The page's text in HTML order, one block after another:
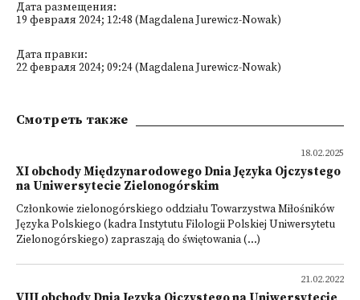
Дата размещения:
19 февраля 2024; 12:48 (Magdalena Jurewicz-Nowak)
Дата правки:
22 февраля 2024; 09:24 (Magdalena Jurewicz-Nowak)
Смотреть также
18.02.2025
XI obchody Międzynarodowego Dnia Języka Ojczystego
na Uniwersytecie Zielonogórskim
Członkowie zielonogórskiego oddziału Towarzystwa Miłośników
Języka Polskiego (kadra Instytutu Filologii Polskiej Uniwersytetu
Zielonogórskiego) zapraszają do świętowania (...)
21.02.2022